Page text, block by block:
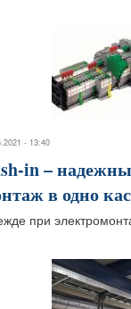
- 13:40
in –
в одно
при